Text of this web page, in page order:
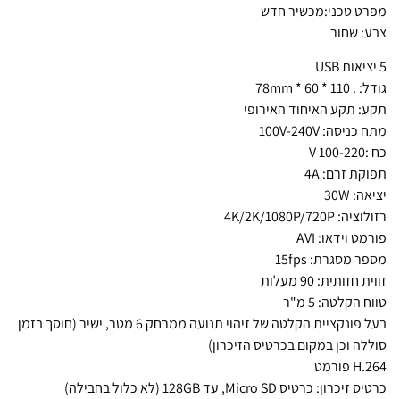
מפרט טכני:מכשיר חדש
צבע: שחור
5 יציאות USB
גודל: . 110 * 60 * 78mm
תקע: תקע האיחוד האירופי
מתח כניסה: 100V-240V
כח :100-220 V
תפוקת זרם: 4A
יציאה: 30W
רזולוציה: 4K/2K/1080P/720P
פורמט וידאו: AVI
מספר מסגרת: 15fps
זווית חזותית: 90 מעלות
טווח הקלטה: 5 מ"ר
בעל פונקציית הקלטה של זיהוי תנועה ממרחק 6 מטר, ישיר (חוסך בזמן
סוללה וכן במקום בכרטיס הזיכרון)
H.264 פורמט
כרטיס זיכרון: כרטיס Micro SD, עד 128GB (לא כלול בחבילה)